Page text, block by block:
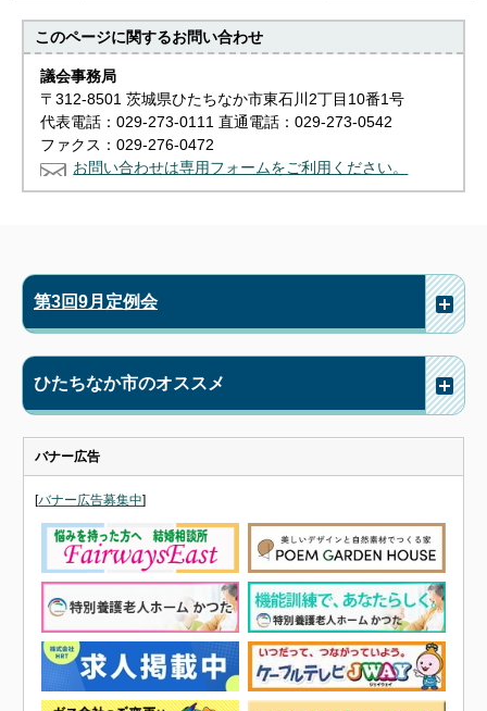
このページに関するお問い合わせ
議会事務局
〒312-8501 茨城県ひたちなか市東石川2丁目10番1号
代表電話：029-273-0111 直通電話：029-273-0542
ファクス：029-276-0472
お問い合わせは専用フォームをご利用ください。
第3回9月定例会
ひたちなか市のオススメ
バナー広告
[バナー広告募集中]